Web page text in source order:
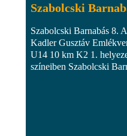
Szabolcski
Szabolcski Barnabás 8.
Kadler Gusztáv
U14 10 km K2 1.
színeiben Szabolcski